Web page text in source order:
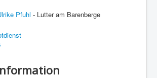
Pfuhl - Lutter am Barenberge